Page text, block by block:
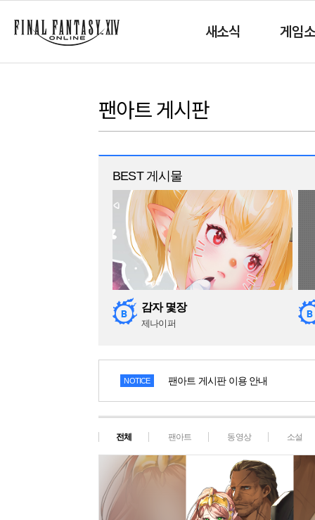
새소식 게임
팬아트 게시판
BEST 게시물
감자 몇장
제나이퍼
NOTICE 팬아트 게시판 이용 안내
전체 팬아트 동영상 소설